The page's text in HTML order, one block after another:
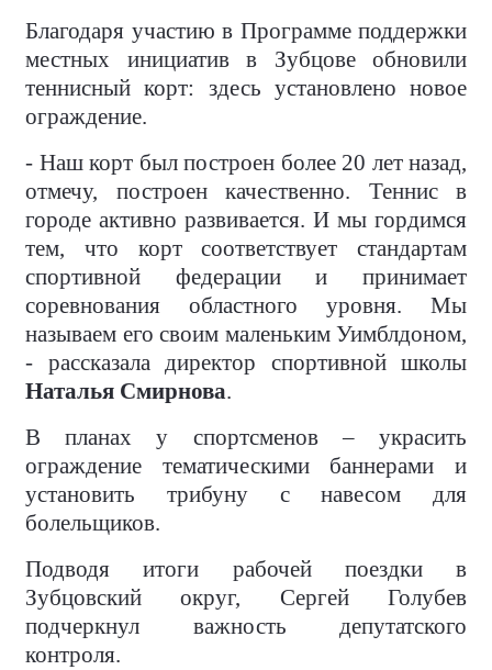
Благодаря участию в Программе поддержки
местных инициатив в Зубцове обновили
теннисный корт: здесь установлено новое
ограждение.
- Наш корт был построен более 20 лет назад,
отмечу, построен качественно. Теннис в
городе активно развивается. И мы гордимся
тем, что корт соответствует стандартам
спортивной федерации и принимает
соревнования областного уровня. Мы
называем его своим маленьким Уимблдоном,
- рассказала директор спортивной школы
Наталья Смирнова.
В планах у спортсменов – украсить
ограждение тематическими баннерами и
установить трибуну с навесом для
болельщиков.
Подводя итоги рабочей поездки в
Зубцовский округ, Сергей Голубев
подчеркнул важность депутатского
контроля.